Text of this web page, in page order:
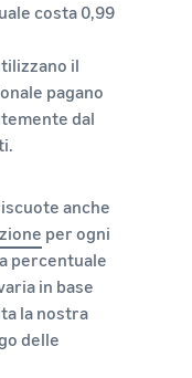
costa 0,99
il
pagano
dal
anche
per ogni
percentuale
in base
la nostra
delle